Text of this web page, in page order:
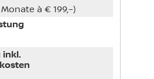
à € 199,–)
inkl.